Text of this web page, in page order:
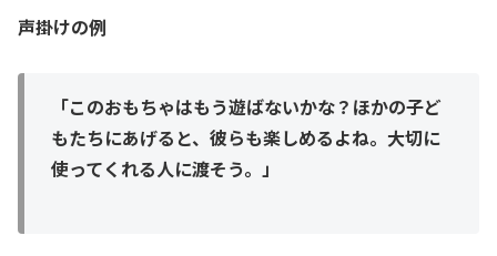
声掛けの例
「このおもちゃはもう遊ばないかな？ほかの子ど
もたちにあげると、彼らも楽しめるよね。大切に
使ってくれる人に渡そう。」